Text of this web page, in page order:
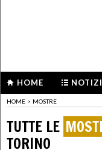
HOME
HOME > MOSTRE
TUTTE LE
TORINO